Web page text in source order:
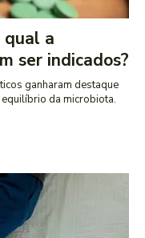
qual a
ser indicados?
ganharam destaque
da microbiota.